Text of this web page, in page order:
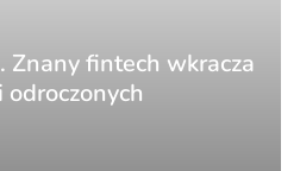
Znany fintech wkracza
odroczonych